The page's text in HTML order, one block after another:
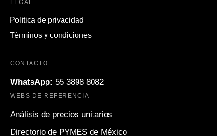
LEGAL
Política de privacidad
Términos y condiciones
CONTACTO
WhatsApp: 55 3898 8082
WEBS DE REFERENCIA
Análisis de precios unitarios
Directorio de PYMES de México